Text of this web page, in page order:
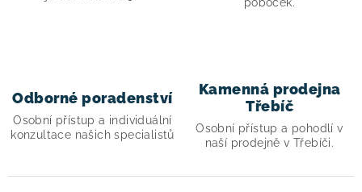
Odborné poradenství
Osobní přístup a individuální
konzultace našich specialistů
Kamenná prodejna
Třebíč
Osobní přístup a pohodlí v
naší prodejně v Třebíči.